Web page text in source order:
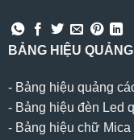
BẢNG HIỆU
- Bảng hiệu quảng
- Bảng hiệu đèn Led
- Bảng hiệu chữ Mica